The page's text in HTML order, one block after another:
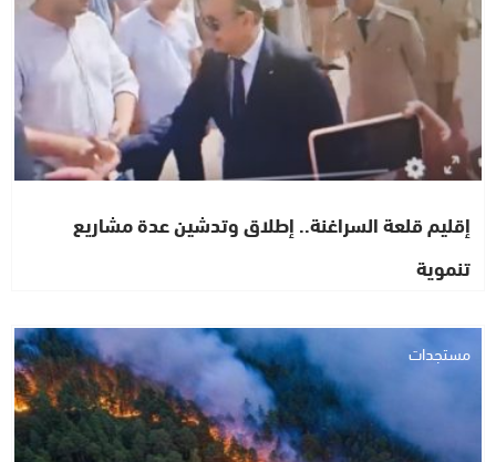
إقليم قلعة السراغنة.. إطلاق وتدشين عدة مشاريع
تنموية
مستجدات